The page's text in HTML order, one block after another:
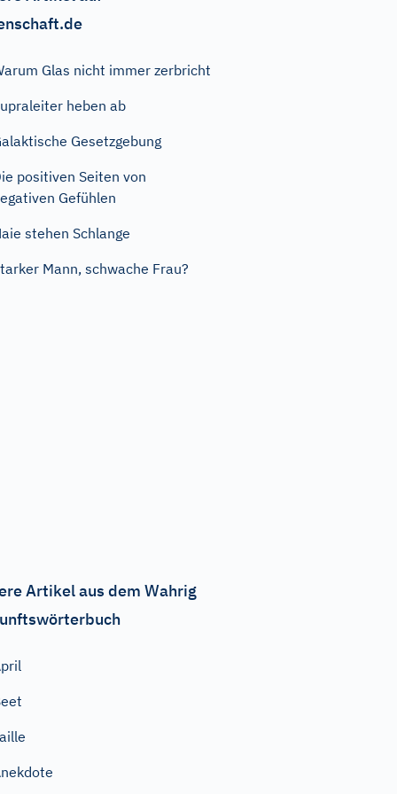
Glas nicht immer zerbricht
heben ab
Gesetzgebung
positiven Seiten von
Gefühlen
stehen Schlange
Mann, schwache Frau?
Artikel aus dem Wahrig